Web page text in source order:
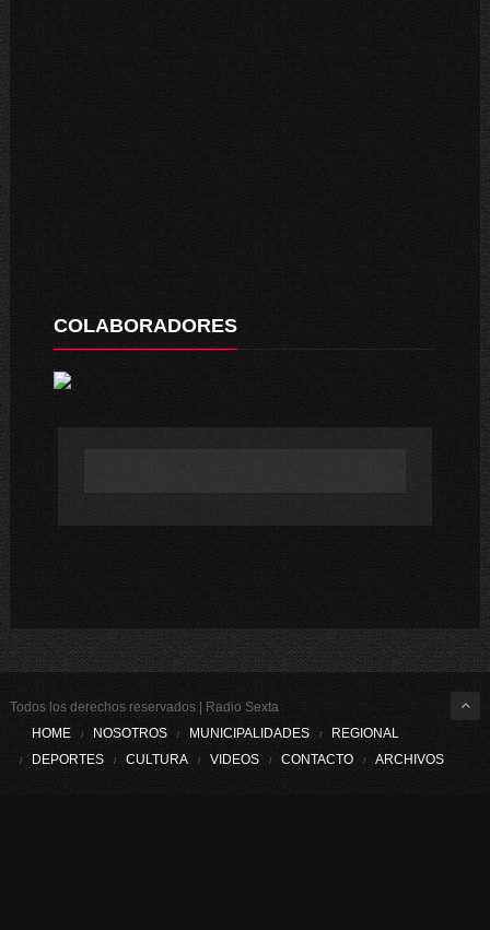
COLABORADORES
Todos los derechos reservados | Radio Sexta
HOME
NOSOTROS MUNICIPALIDADES
REGIONAL
DEPORTES
CULTURA VIDEOS CONTACTO ARCHIVOS